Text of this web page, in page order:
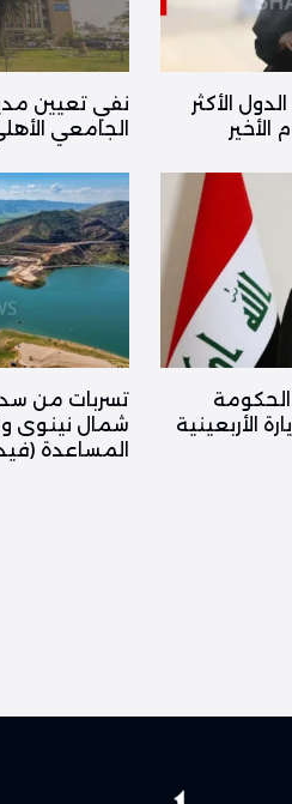
الأكثر
الأخير
نفي تعيين
الجامعي
الأربعينية
تسربات من
شمال نينوى
المساعدة